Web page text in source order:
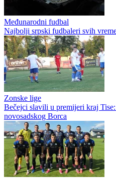
Međunarodni fudbal
Najbolji srpski fudbaleri svih
Zonske lige
Bečejci slavili u premijeri kraj
novosadskog Borca